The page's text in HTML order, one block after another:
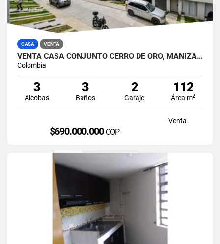
CASA VENTA
VENTA CASA CONJUNTO CERRO DE ORO, MANIZALES
Colombia
3
Alcobas
3
Baños
2
Garaje
112
Área m2
Venta
$690.000.000 COP